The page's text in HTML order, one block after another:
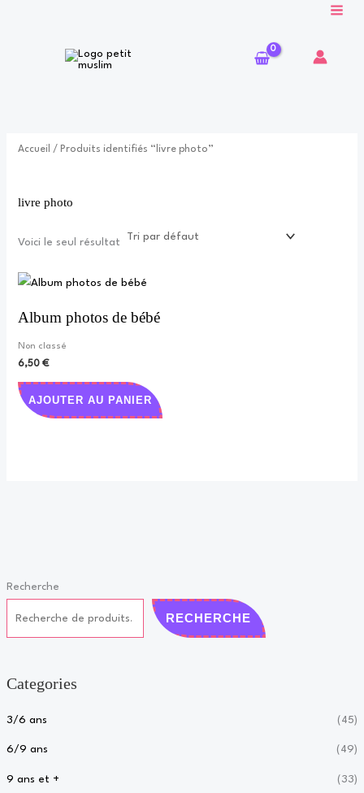
Recherche
RECHERCHE
Categories
3/6 ans (45)
6/9 ans (49)
9 ans et + (33)
Accueil / Produits identifiés “livre photo”
livre photo
Voici le seul résultat
Album photos de bébé
Non classé
6,50€
AJOUTER AU PANIER